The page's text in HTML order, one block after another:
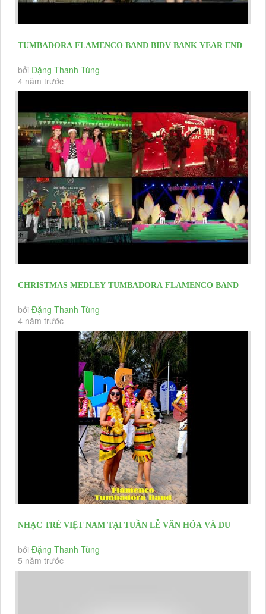
TUMBADORA FLAMENCO BAND BIDV BANK YEAR END
PARTY 2020 & HAPPY NEW YEAR...
bởi Đặng Thanh Tùng
4 năm trước
CHRISTMAS MEDLEY TUMBADORA FLAMENCO BAND
Profile Tumbadora Band Christmas &...
bởi Đặng Thanh Tùng
4 năm trước
NHẠC TRẺ VIỆT NAM TẠI TUẦN LỄ VĂN HÓA VÀ DU
LỊCH LONG HẢI 2021
bởi Đặng Thanh Tùng
5 năm trước